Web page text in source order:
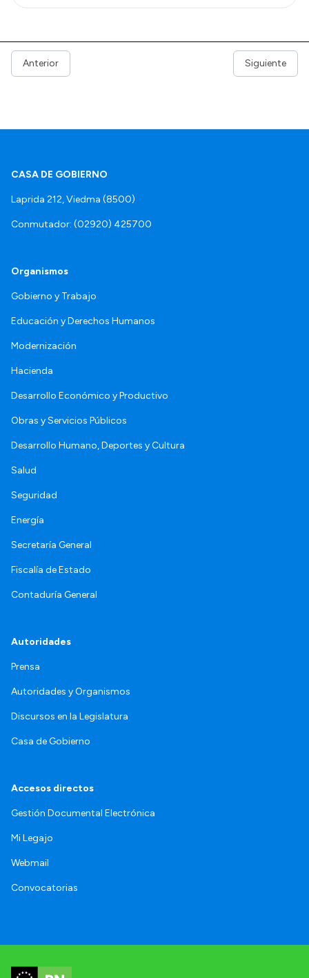
Anterior Siguiente
CASA DE GOBIERNO
Laprida 212, Viedma (8500)
Conmutador: (02920) 425700
Organismos
Gobierno y Trabajo
Educación y Derechos Humanos
Modernización
Hacienda
Desarrollo Económico y Productivo
Obras y Servicios Públicos
Desarrollo Humano, Deportes y Cultura
Salud
Seguridad
Energía
Secretaría General
Fiscalía de Estado
Contaduría General
Autoridades
Prensa
Autoridades y Organismos
Discursos en la Legislatura
Casa de Gobierno
Accesos directos
Gestión Documental Electrónica
Mi Legajo
Webmail
Convocatorias